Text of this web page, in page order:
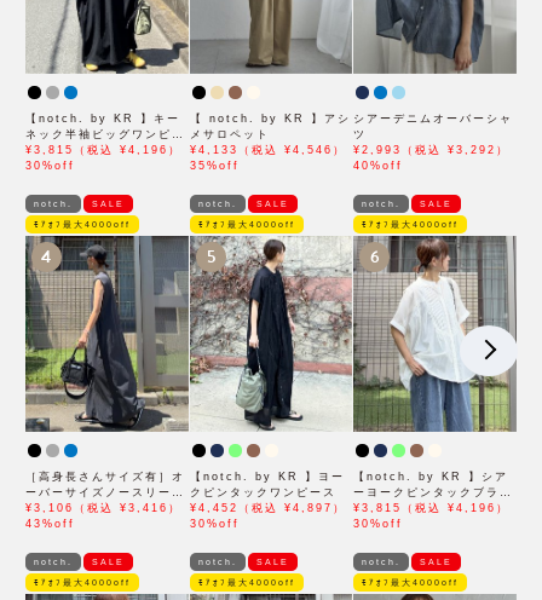
【notch. by KR 】キー
ネック半袖ビッグワンピー
ス
¥3,815（税込 ¥4,196）
30%off
【 notch. by KR 】アシ
メサロペット
¥4,133（税込 ¥4,546）
35%off
シアーデニムオーバーシャ
ツ
¥2,993（税込 ¥3,292）
40%off
notch. SALE
ﾓｱｵﾌ最大4000off
4
［高身長さんサイズ有］オ
ーバーサイズノースリーブ
ワンピース
¥3,106（税込 ¥3,416）
43%off
notch. SALE
ﾓｱｵﾌ最大4000off
5
【notch. by KR 】ヨー
クピンタックワンピース
¥4,452（税込 ¥4,897）
30%off
notch. SALE
ﾓｱｵﾌ最大4000off
6
【notch. by KR 】シア
ーヨークピンタックブラウ
ス
¥3,815（税込 ¥4,196）
30%off
notch. SALE
ﾓｱｵﾌ最大4000off
notch. SALE
ﾓｱｵﾌ最大4000off
notch. SALE
ﾓｱｵﾌ最大4000off